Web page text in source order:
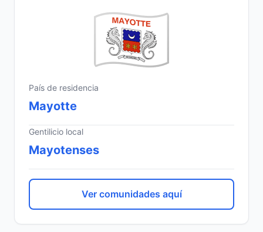
País de residencia
Mayotte
Gentilicio local
Mayotenses
Ver comunidades aquí